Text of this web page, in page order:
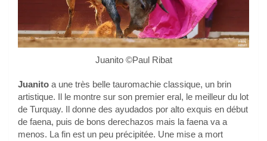
Juanito ©Paul Ribat
Juanito a une très belle tauromachie classique, un brin
artistique. Il le montre sur son premier eral, le meilleur du lot
de Turquay. Il donne des ayudados por alto exquis en début
de faena, puis de bons derechazos mais la faena va a
menos. La fin est un peu précipitée. Une mise a mort